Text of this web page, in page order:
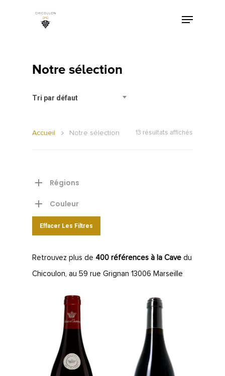
Notre sélection
Tri par défaut
13 résultats affichés
Accueil Notre sélection
Régions
Couleur
Effacer Les Filtres
Retrouvez plus de 400 références à la Cave du
Chicoulon, au 59 rue Grignan 13006 Marseille